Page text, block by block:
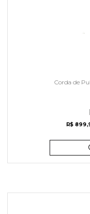
Corda de
R$